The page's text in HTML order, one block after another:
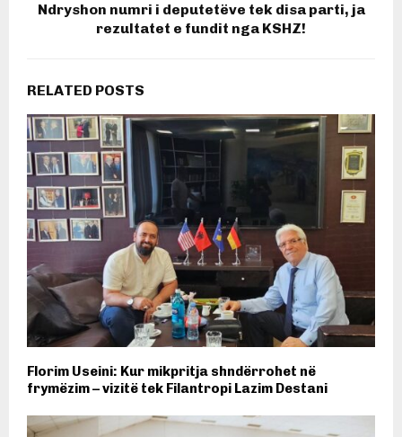
Ndryshon numri i deputetëve tek disa parti, ja
rezultatet e fundit nga KSHZ!
RELATED POSTS
Florim Useini: Kur mikpritja shndërrohet në
frymëzim – vizitë tek Filantropi Lazim Destani